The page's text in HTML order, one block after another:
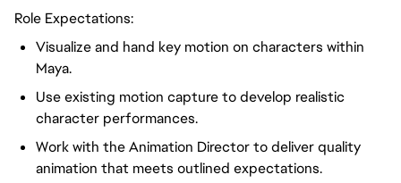
Role Expectations:
Visualizeand hand key motion on characters within
Maya.
Use existing motion capture to develop realistic
character performances.
Work with the Animation Director to deliver quality
animation that meets outlined expectations.